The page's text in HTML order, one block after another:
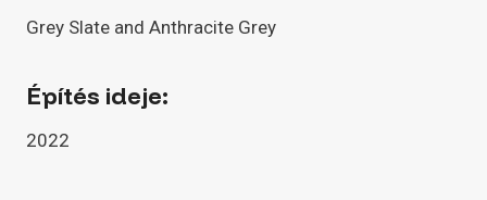
Grey Slate and Anthracite Grey
Építés ideje:
2022